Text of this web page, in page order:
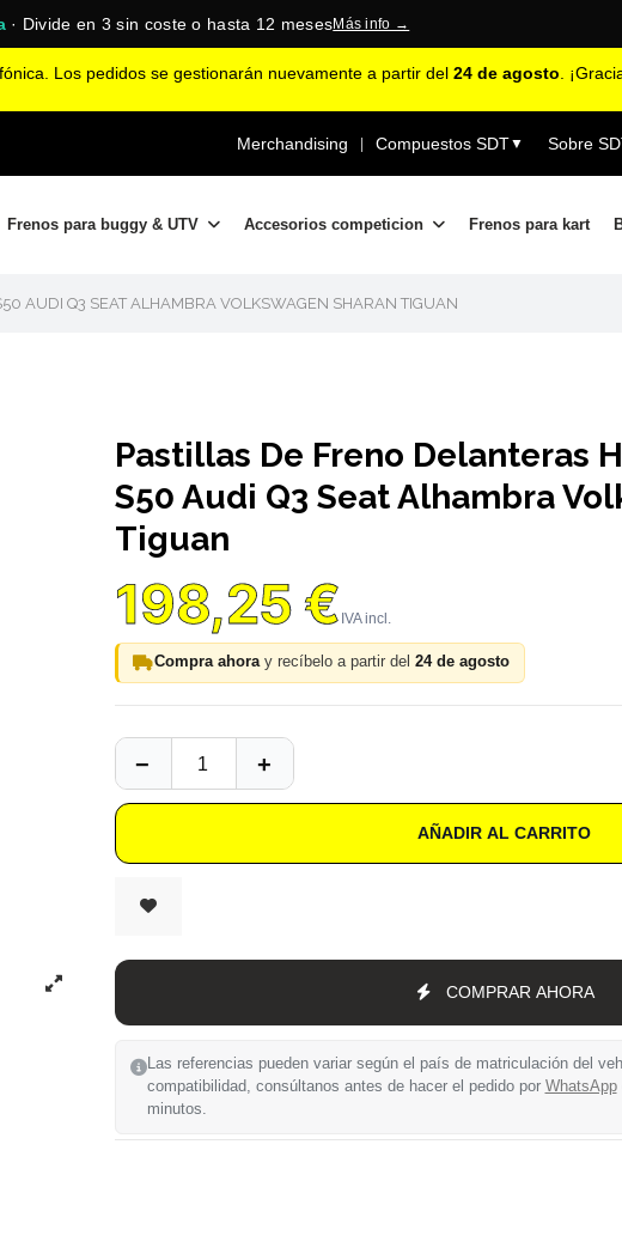
· Divide en 3 sin coste o hasta 12 mesesMás info →
Los pedidos se gestionarán nuevamente a partir del 24 de agosto .
Merchandising | Compuestos SDT▼ Sobre
Frenos para buggy & UTV Accesorios competicion Frenos para kart
AUDI Q3 SEAT ALHAMBRA VOLKSWAGEN SHARAN TIGUAN
Pastillas De Freno Delanteras
S50 Audi Q3 Seat Alhambra
Tiguan
198,25 €
Compra ahoray recíbelo a partir del 24 de agosto
AÑADIR AL CARRITO
COMPRAR AHORA
Las referencias pueden variar según el país de matriculación del
compatibilidad, consúltanos antes de hacer el pedido por WhatsApp
minutos.